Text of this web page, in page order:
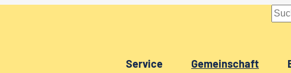
Service Gemeinschaft